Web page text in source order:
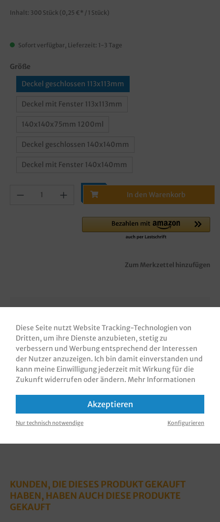
Inhalt: 300 Stück (0,25 €* / 1 Stück)
Sofort verfügbar, Lieferzeit: 1-3 Tage
Größe
Deckel geschlossen 113x113mm
Deckel mit Fenster 113x113mm
140x140x75mm 1200ml
Deckel geschlossen 140x140mm
Deckel mit Fenster 140x140mm
In den Warenkorb
Zum Merkzettel hinzufügen
Bio Snackschalen / Foodboxen / Snacktrays /
Snackbowls / Salatschalen, "Viking" der Duni Eco
Echo Linie, Kraftkarton braun,…Mehr
Bewertungen
KUNDEN, DIE DIESES PRODUKT GEKAUFT
HABEN, HABEN AUCH DIESE PRODUKTE
GEKAUFT
Diese Seite nutzt Website Tracking-Technologien von
Dritten, um ihre Dienste anzubieten, stetig zu
verbessern und Werbung entsprechend der Interessen
der Nutzer anzuzeigen. Ich bin damit einverstanden und
kann meine Einwilligung jederzeit mit Wirkung für die
Zukunft widerrufen oder ändern. Mehr Informationen
Akzeptieren
Nur technisch notwendige Konfigurieren